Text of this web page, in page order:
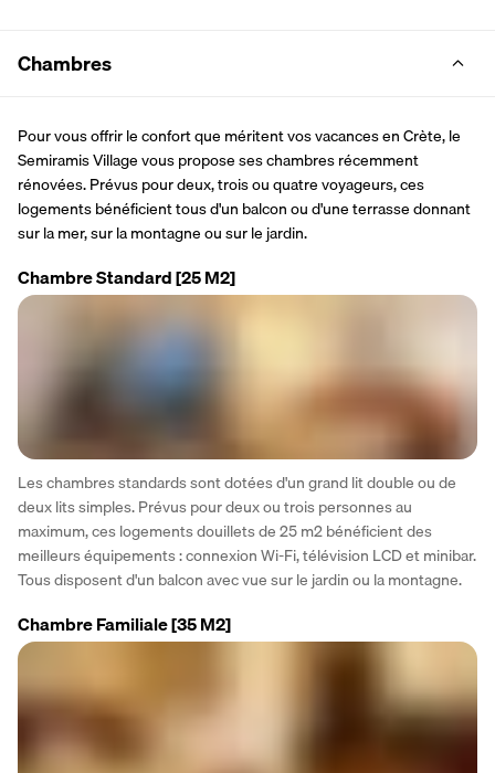
Chambres
Pour vous offrir le confort que méritent vos vacances en Crète, le
Semiramis Village vous propose ses chambres récemment
rénovées. Prévus pour deux, trois ou quatre voyageurs, ces
logements bénéficient tous d'un balcon ou d'une terrasse donnant
sur la mer, sur la montagne ou sur le jardin.
Chambre Standard[25 M2]
Les chambres standards sont dotées d'un grand lit double ou de
deux lits simples. Prévus pour deux ou trois personnes au
maximum, ces logements douillets de 25 m2 bénéficient des
meilleurs équipements : connexion Wi-Fi, télévision LCD et minibar.
Tous disposent d'un balcon avec vue sur le jardin ou la montagne.
Chambre Familiale[35 M2]